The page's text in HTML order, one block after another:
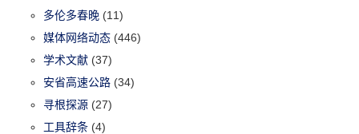
多伦多春晚 (11)
媒体网络动态 (446)
学术文献 (37)
安省高速公路 (34)
寻根探源 (27)
工具辞条 (4)